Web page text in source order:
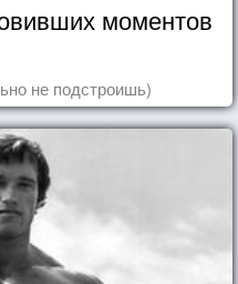
моментов
не подстроишь)